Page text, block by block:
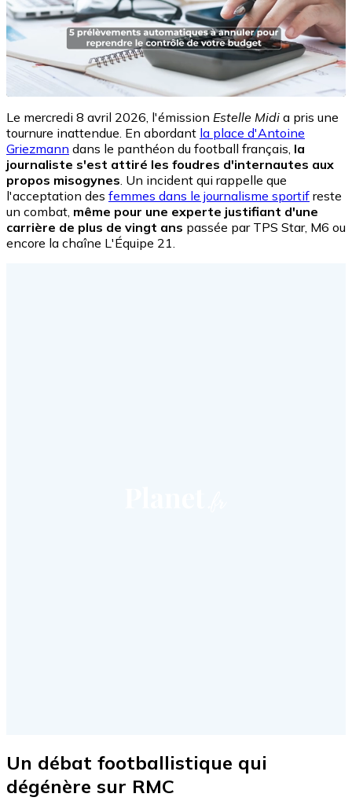
Le mercredi 8 avril 2026, l'émission Estelle Midi a pris une
tournure inattendue. En abordant la place d'Antoine
Griezmann dans le panthéon du football français, la
journaliste s'est attiré les foudres d'internautes aux
propos misogynes . Un incident qui rappelle que
l'acceptation des femmes dans le journalisme sportif reste
un combat, même pour une experte justifiant d'une
carrière de plus de vingt ans passée par TPS Star, M6 ou
encore la chaîne L'Équipe 21.
Un débat footballistique qui
dégénère sur RMC